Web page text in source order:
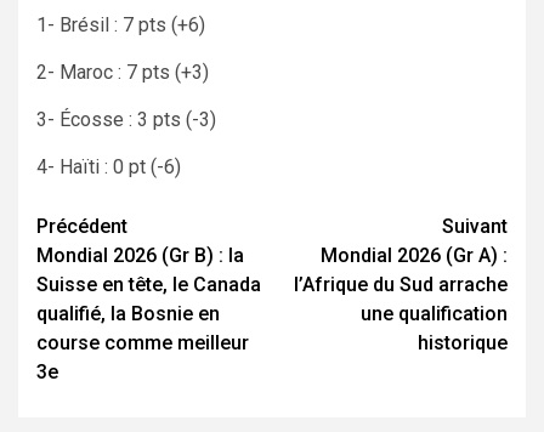
1- Brésil : 7 pts (+6)
2- Maroc : 7 pts (+3)
3- Écosse : 3 pts (-3)
4- Haïti : 0 pt (-6)
Navigation
d’article
Précédent
Mondial 2026 (Gr B) : la
Suisse en tête, le Canada
qualifié, la Bosnie en
course comme meilleur
3e
Suivant
Mondial 2026 (Gr A) :
l’Afrique du Sud arrache
une qualification
historique